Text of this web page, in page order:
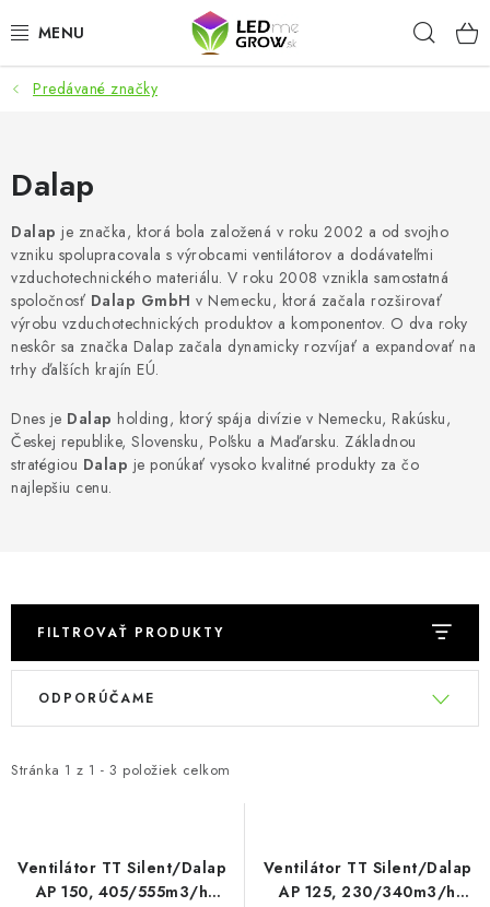
na
AKCIE
PESTOVATEĽSKÉ POTREBY
PRE AKVÁRIA
MICROGREENS
SMART GARDEN
Hodnotenie obchodu O nákupu
Blog
Obchodné podmienky
Predávané značky
Kontakt
Predávané značky
Dalap
Dalap je značka, ktorá bola založená v roku 2002 a od svojho
vzniku spolupracovala s výrobcami ventilátorov a dodávateľmi
vzduchotechnického materiálu. V roku 2008 vznikla samostatná
spoločnosť Dalap GmbH v Nemecku, ktorá začala rozširovať
výrobu vzduchotechnických produktov a komponentov. O dva roky
neskôr sa značka Dalap začala dynamicky rozvíjať a expandovať na
trhy ďalších krajín EÚ.
Dnes je Dalap holding, ktorý spája divízie v Nemecku, Rakúsku,
Českej republike, Slovensku, Poľsku a Maďarsku. Základnou
stratégiou Dalap je ponúkať vysoko kvalitné produkty za čo
najlepšiu cenu.
FILTROVAŤ PRODUKTY
V
i
r
Stránka 1 z 1 - 3 položiek celkom
R
e
e
ODPORÚČAME
Ventilátor TT Silent/Dalap
AP 150, 405/555m3/h
Ventilátor TT Silent/Dalap
AP 125, 230/340m3/h